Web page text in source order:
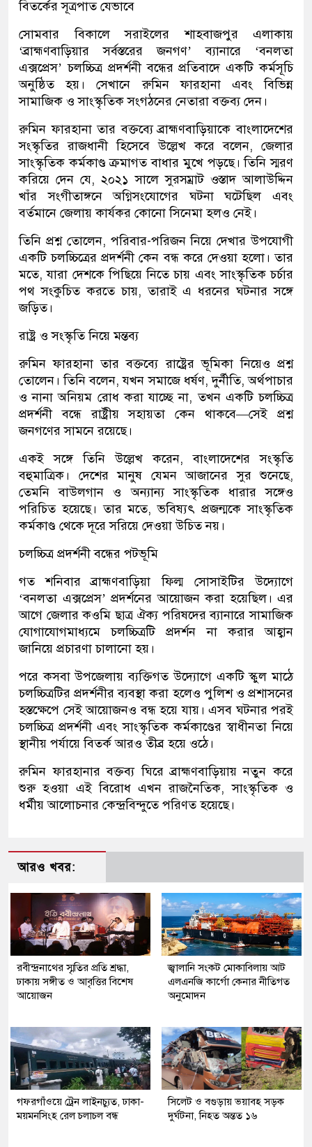
বিতর্কের সূত্রপাত যেভাবে
সোমবার বিকালে সরাইলের শাহবাজপুর এলাকায়
‘ব্রাহ্মণবাড়িয়ার সর্বস্তরের জনগণ’ ব্যানারে ‘বনলতা
এক্সপ্রেস’ চলচ্চিত্র প্রদর্শনী বন্ধের প্রতিবাদে একটি কর্মসূচি
অনুষ্ঠিত হয়। সেখানে রুমিন ফারহানা এবং বিভিন্ন
সামাজিক ও সাংস্কৃতিক সংগঠনের নেতারা বক্তব্য দেন।
রুমিন ফারহানা তার বক্তব্যে ব্রাহ্মণবাড়িয়াকে বাংলাদেশের
সংস্কৃতির রাজধানী হিসেবে উল্লেখ করে বলেন, জেলার
সাংস্কৃতিক কর্মকাণ্ড ক্রমাগত বাধার মুখে পড়ছে। তিনি স্মরণ
করিয়ে দেন যে, ২০২১ সালে সুরসম্রাট ওস্তাদ আলাউদ্দিন
খাঁর সংগীতাঙ্গনে অগ্নিসংযোগের ঘটনা ঘটেছিল এবং
বর্তমানে জেলায় কার্যকর কোনো সিনেমা হলও নেই।
তিনি প্রশ্ন তোলেন, পরিবার-পরিজন নিয়ে দেখার উপযোগী
একটি চলচ্চিত্রের প্রদর্শনী কেন বন্ধ করে দেওয়া হলো। তার
মতে, যারা দেশকে পিছিয়ে নিতে চায় এবং সাংস্কৃতিক চর্চার
পথ সংকুচিত করতে চায়, তারাই এ ধরনের ঘটনার সঙ্গে
জড়িত।
রাষ্ট্র ও সংস্কৃতি নিয়ে মন্তব্য
রুমিন ফারহানা তার বক্তব্যে রাষ্ট্রের ভূমিকা নিয়েও প্রশ্ন
তোলেন। তিনি বলেন, যখন সমাজে ধর্ষণ, দুর্নীতি, অর্থপাচার
ও নানা অনিয়ম রোধ করা যাচ্ছে না, তখন একটি চলচ্চিত্র
প্রদর্শনী বন্ধে রাষ্ট্রীয় সহায়তা কেন থাকবে—সেই প্রশ্ন
জনগণের সামনে রয়েছে।
একই সঙ্গে তিনি উল্লেখ করেন, বাংলাদেশের সংস্কৃতি
বহুমাত্রিক। দেশের মানুষ যেমন আজানের সুর শুনেছে,
তেমনি বাউলগান ও অন্যান্য সাংস্কৃতিক ধারার সঙ্গেও
পরিচিত হয়েছে। তার মতে, ভবিষ্যৎ প্রজন্মকে সাংস্কৃতিক
কর্মকাণ্ড থেকে দূরে সরিয়ে দেওয়া উচিত নয়।
চলচ্চিত্র প্রদর্শনী বন্ধের পটভূমি
গত শনিবার ব্রাহ্মণবাড়িয়া ফিল্ম সোসাইটির উদ্যোগে
‘বনলতা এক্সপ্রেস’ প্রদর্শনের আয়োজন করা হয়েছিল। এর
আগে জেলার কওমি ছাত্র ঐক্য পরিষদের ব্যানারে সামাজিক
যোগাযোগমাধ্যমে চলচ্চিত্রটি প্রদর্শন না করার আহ্বান
জানিয়ে প্রচারণা চালানো হয়।
পরে কসবা উপজেলায় ব্যক্তিগত উদ্যোগে একটি স্কুল মাঠে
চলচ্চিত্রটির প্রদর্শনীর ব্যবস্থা করা হলেও পুলিশ ও প্রশাসনের
হস্তক্ষেপে সেই আয়োজনও বন্ধ হয়ে যায়। এসব ঘটনার পরই
চলচ্চিত্র প্রদর্শনী এবং সাংস্কৃতিক কর্মকাণ্ডের স্বাধীনতা নিয়ে
স্থানীয় পর্যায়ে বিতর্ক আরও তীব্র হয়ে ওঠে।
রুমিন ফারহানার বক্তব্য ঘিরে ব্রাহ্মণবাড়িয়ায় নতুন করে
শুরু হওয়া এই বিরোধ এখন রাজনৈতিক, সাংস্কৃতিক ও
ধর্মীয় আলোচনার কেন্দ্রবিন্দুতে পরিণত হয়েছে।
আরও খবর:
রবীন্দ্রনাথের স্মৃতির প্রতি শ্রদ্ধা,
ঢাকায় সঙ্গীত ও আবৃত্তির বিশেষ
আয়োজন
জ্বালানি সংকট মোকাবিলায় আট
এলএনজি কার্গো কেনার নীতিগত
অনুমোদন
গফরগাঁওয়ে ট্রেন লাইনচ্যুত, ঢাকা-
ময়মনসিংহ রেল চলাচল বন্ধ
সিলেট ও বগুড়ায় ভয়াবহ সড়ক
দুর্ঘটনা, নিহত অন্তত ১৬